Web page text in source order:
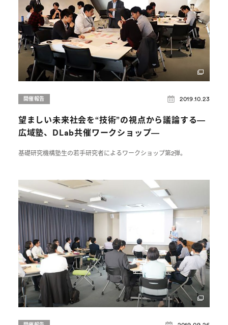
開催報告 2019.10.23
望ましい未来社会を“技術”の視点から議論する―
広域塾、DLab共催ワークショップ―
基礎研究機構塾生の若手研究者によるワークショップ第2弾。